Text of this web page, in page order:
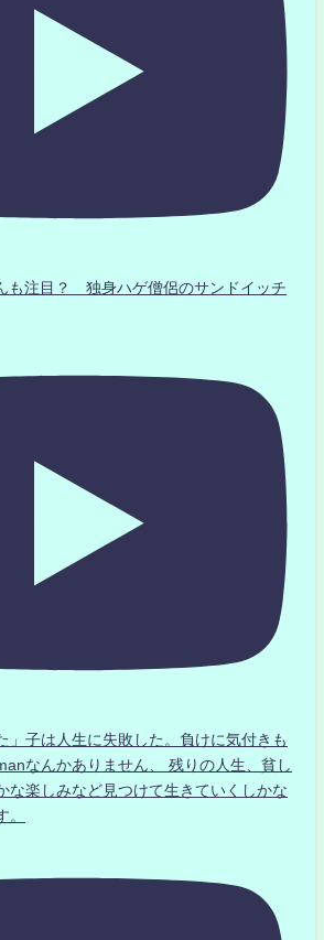
も注目？ 独身ハゲ僧侶のサンドイッチ
」子は人生に失敗した。負けに気付きも
なんかありません、 残りの人生、貧し
な楽しみなど見つけて生きていくしかな
。